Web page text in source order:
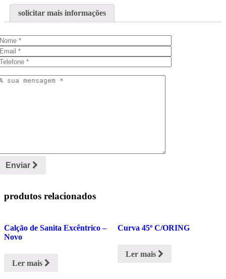
solicitar mais informações
Enviar
produtos relacionados
Calção de Sanita Excêntrico –
Novo
Ler mais
Curva 45º C/ORING
Ler mais